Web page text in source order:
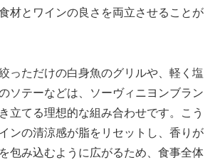
材とワインの良さを両立させることが
っただけの白身魚のグリルや、軽く塩
ソテーなどは、ソーヴィニヨンブラン
立てる理想的な組み合わせです。こう
ンの清涼感が脂をリセットし、香りが
包み込むように広がるため、食事全体